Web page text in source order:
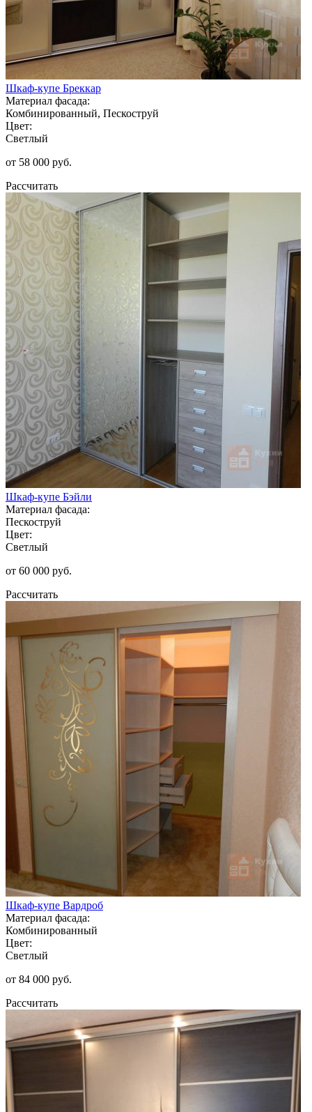
Шкаф-купе Бреккар
Материал фасада:
Комбинированный, Пескоструй
Цвет:
Светлый
от 58 000 руб.
Рассчитать
Шкаф-купе Бэйли
Материал фасада:
Пескоструй
Цвет:
Светлый
от 60 000 руб.
Рассчитать
Шкаф-купе Вардроб
Материал фасада:
Комбинированный
Цвет:
Светлый
от 84 000 руб.
Рассчитать